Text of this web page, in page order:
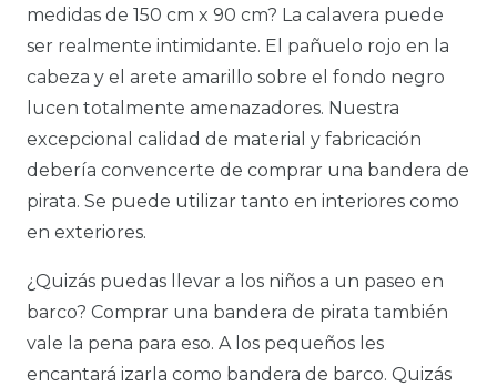
medidas de 150 cm x 90 cm? La calavera puede
ser realmente intimidante. El pañuelo rojo en la
cabeza y el arete amarillo sobre el fondo negro
lucen totalmente amenazadores. Nuestra
excepcional calidad de material y fabricación
debería convencerte de comprar una bandera de
pirata. Se puede utilizar tanto en interiores como
en exteriores.
¿Quizás puedas llevar a los niños a un paseo en
barco? Comprar una bandera de pirata también
vale la pena para eso. A los pequeños les
encantará izarla como bandera de barco. Quizás